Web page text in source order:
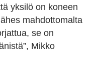
yksilö on koneen
mahdottomalta
se on
Mikko